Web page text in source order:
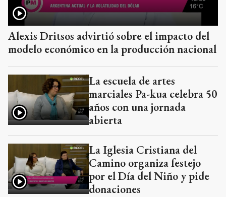
Alexis Dritsos advirtió sobre el impacto del
modelo económico en la producción nacional
La escuela de artes
marciales Pa-kua celebra 50
años con una jornada
abierta
La Iglesia Cristiana del
Camino organiza festejo
por el Día del Niño y pide
donaciones